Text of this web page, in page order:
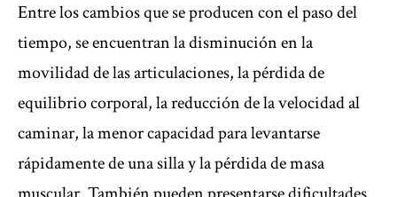
Entre los cambios que se producen con el paso del
tiempo, se encuentran la disminución en la
movilidad de las articulaciones, la pérdida de
equilibrio corporal, la reducción de la velocidad al
caminar, la menor capacidad para levantarse
rápidamente de una silla y la pérdida de masa